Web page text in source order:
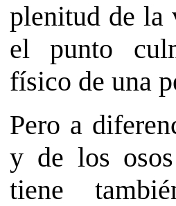
plenitud de la
el punto
físico de una
Pero a
y de los
tiene